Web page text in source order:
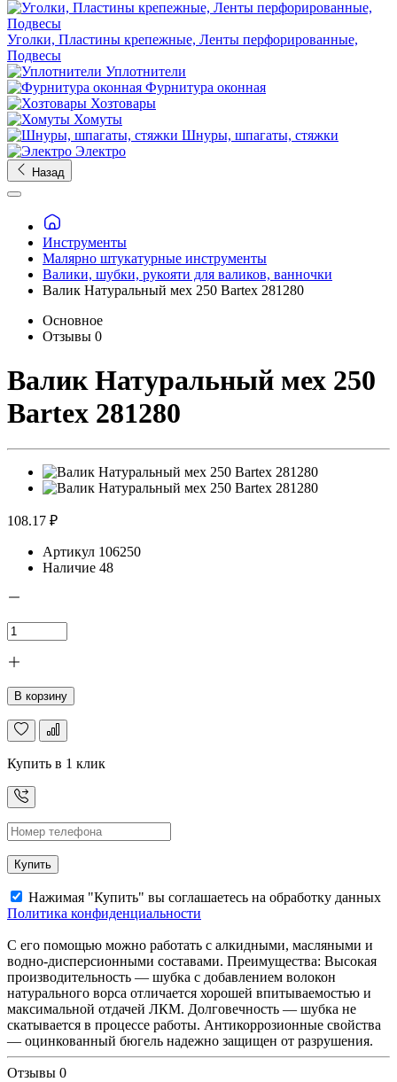
Уголки, Пластины крепежные, Ленты перфорированные,
Подвесы
Уплотнители
Фурнитура оконная
Хозтовары
Хомуты
Шнуры, шпагаты, стяжки
Электро
Назад
Инструменты
Малярно штукатурные инструменты
Валики, шубки, рукояти для валиков, ванночки
Валик Натуральный мех 250 Bartex 281280
Основное
Отзывы 0
Валик Натуральный мех 250
Bartex 281280
108.17 ₽
Артикул 106250
Наличие 48
В корзину
Купить в 1 клик
Купить
Нажимая "Купить" вы соглашаетесь на обработку данных
Политика конфиденциальности
С его помощью можно работать с алкидными, масляными и
водно-дисперсионными составами. Преимущества: Высокая
производительность — шубка с добавлением волокон
натурального ворса отличается хорошей впитываемостью и
максимальной отдачей ЛКМ. Долговечность — шубка не
скатывается в процессе работы. Антикоррозионные свойства
— оцинкованный бюгель надежно защищен от разрушения.
Отзывы 0